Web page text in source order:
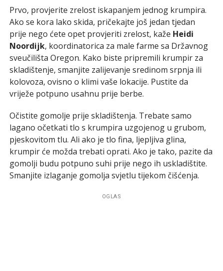
Prvo, provjerite zrelost iskapanjem jednog krumpira.
Ako se kora lako skida, pričekajte još jedan tjedan
prije nego ćete opet provjeriti zrelost, kaže Heidi
Noordijk, koordinatorica za male farme sa Državnog
sveučilišta Oregon. Kako biste pripremili krumpir za
skladištenje, smanjite zalijevanje sredinom srpnja ili
kolovoza, ovisno o klimi vaše lokacije. Pustite da
vriježe potpuno usahnu prije berbe.
Očistite gomolje prije skladištenja. Trebate samo
lagano očetkati tlo s krumpira uzgojenog u grubom,
pjeskovitom tlu. Ali ako je tlo fina, ljepljiva glina,
krumpir će možda trebati oprati. Ako je tako, pazite da
gomolji budu potpuno suhi prije nego ih uskladištite.
Smanjite izlaganje gomolja svjetlu tijekom čišćenja.
OGLAS